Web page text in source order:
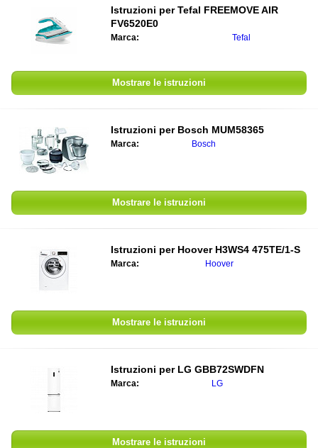
Istruzioni perTefal FREEMOVE AIR
FV6520E0
Marca: Tefal
Mostrare le istruzioni
Istruzioni per Bosch MUM58365
Marca: Bosch
Mostrare le istruzioni
Istruzioni per Hoover H3WS4 475TE/1-S
Marca: Hoover
Mostrare le istruzioni
Istruzioni per LG GBB72SWDFN
Marca: LG
Mostrare le istruzioni